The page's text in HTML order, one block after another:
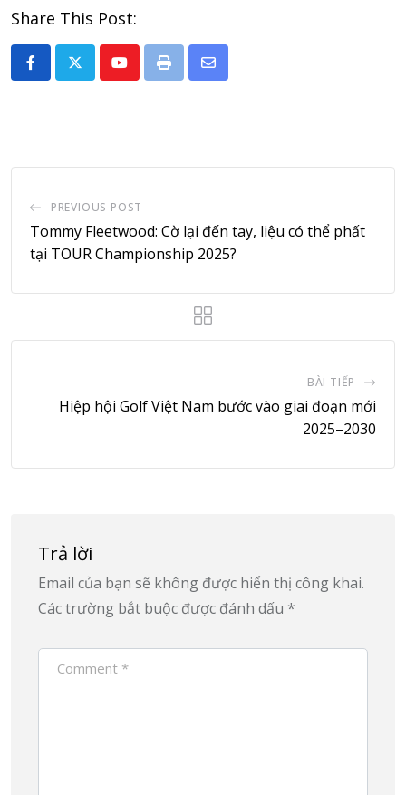
Share This Post:
YoutubePrint
Share
PREVIOUS POST
Tommy Fleetwood: Cờ lại đến tay, liệu có thể phất
tại TOUR Championship 2025?
BÀI TIẾP
Hiệp hội Golf Việt Nam bước vào giai đoạn mới
2025–2030
Trả lời
Email của bạn sẽ không được hiển thị công khai.
Các trường bắt buộc được đánh dấu *